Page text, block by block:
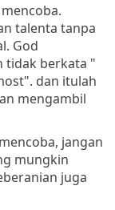
talenta tanpa
God
tidak berkata "
dan itulah
mengambil
jangan
mungkin
juga